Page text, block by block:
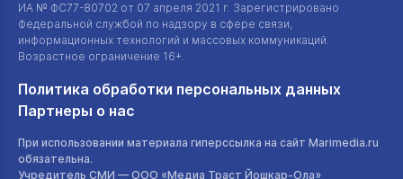
ИА № ФС77-80702 от 07 апреля 2021 г. Зарегистрировано
Федеральной службой по надзору в сфере связи,
информационных технологий и массовых коммуникаций.
Возрастное ограничение 16+.
Политика обработки персональных данных
Партнеры о нас
При использовании материала гиперссылка на сайт Marimedia.ru
обязательна.
Учредитель СМИ — ООО «Медиа Траст Йошкар-Ола»